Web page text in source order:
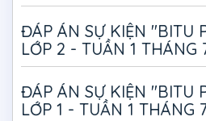
ĐÁP ÁN SỰ KIỆN "BITU
LỚP 2 - TUẦN 1 THÁNG
ĐÁP ÁN SỰ KIỆN "BITU
LỚP 1 - TUẦN 1 THÁNG